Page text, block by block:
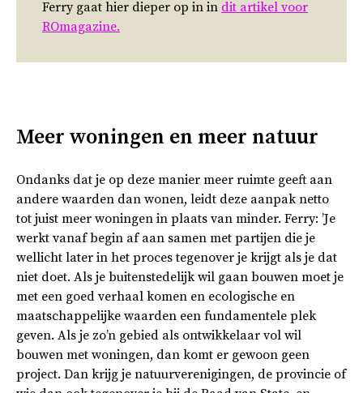
Ferry gaat hier dieper op in in dit artikel voor
ROmagazine.
Meer woningen en meer natuur
Ondanks dat je op deze manier meer ruimte geeft aan
andere waarden dan wonen, leidt deze aanpak netto
tot juist meer woningen in plaats van minder. Ferry: ’Je
werkt vanaf begin af aan samen met partijen die je
wellicht later in het proces tegenover je krijgt als je dat
niet doet. Als je buitenstedelijk wil gaan bouwen moet je
met een goed verhaal komen en ecologische en
maatschappelijke waarden een fundamentele plek
geven. Als je zo’n gebied als ontwikkelaar vol wil
bouwen met woningen, dan komt er gewoon geen
project. Dan krijg je natuurverenigingen, de provincie of